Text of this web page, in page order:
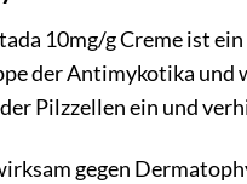
10mg/g Creme ist
der Antimykotika
Pilzzellen ein und
gegen